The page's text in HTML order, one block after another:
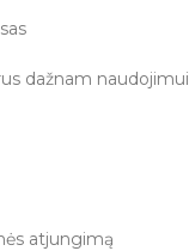
dažnam naudojimui
atjungimą